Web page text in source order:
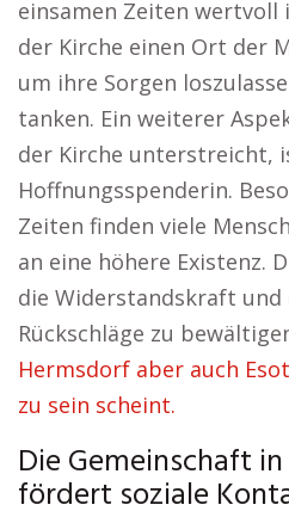
einsamen Zeiten wertvoll
der Kirche einen Ort der
um ihre Sorgen
tanken. Ein weiterer
der Kirche unterstreicht,
Hoffnungsspenderin.
Zeiten finden viele
an eine höhere Existenz.
die Widerstandskraft und
Rückschläge zu
Hermsdorf aber auch
zu sein scheint.
Die Gemeinschaft
fördert soziale